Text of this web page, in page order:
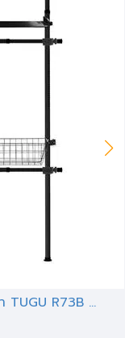
TUGU R73B ...